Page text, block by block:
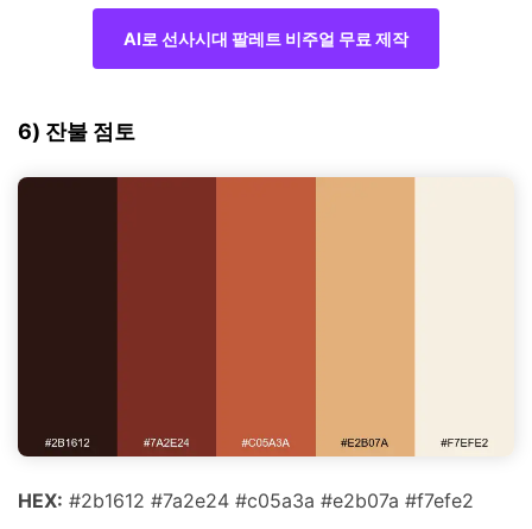
AI로 선사시대 팔레트 비주얼 무료 제작
6) 잔불 점토
HEX: #2b1612 #7a2e24 #c05a3a #e2b07a #f7efe2